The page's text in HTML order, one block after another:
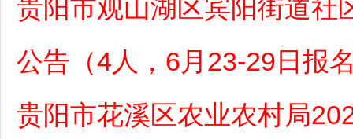
贵阳市观山湖区宾阳街道社
公告（4人，6月23-29日报
贵阳市花溪区农业农村局